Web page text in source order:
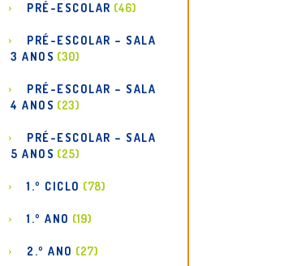
PRÉ-ESCOLAR (46)
PRÉ-ESCOLAR – SALA
3 ANOS (30)
PRÉ-ESCOLAR – SALA
4 ANOS (23)
PRÉ-ESCOLAR – SALA
5 ANOS (25)
1.º CICLO (78)
1.º ANO (19)
2.º ANO (27)